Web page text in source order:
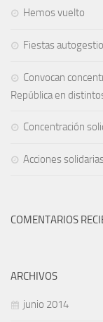
Hemos vuelto
Fiestas
Convocan
República en
Concentración
Acciones
COMENTARIOS
ARCHIVOS
junio 2014